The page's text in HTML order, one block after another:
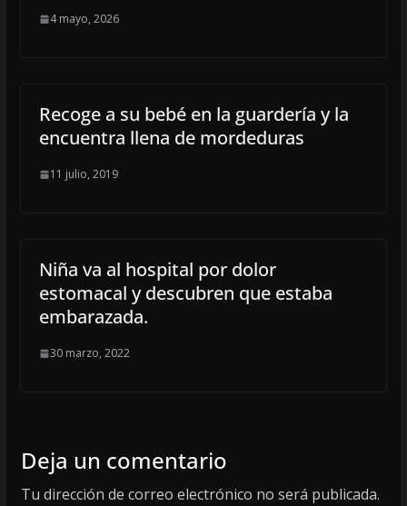
4 mayo, 2026
Recoge a su bebé en la guardería y la
encuentra llena de mordeduras
11 julio, 2019
Niña va al hospital por dolor
estomacal y descubren que estaba
embarazada.
30 marzo, 2022
Deja un comentario
Tu dirección de correo electrónico no será publicada.